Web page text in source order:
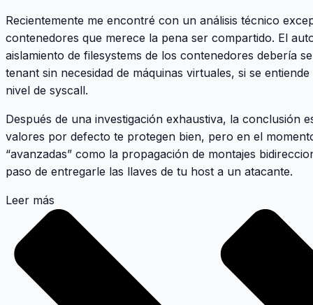
Recientemente me encontré con un análisis técnico
contenedores que merece la pena ser compartido. El
aislamiento de filesystems de los contenedores debería
tenant sin necesidad de máquinas virtuales, si se
nivel de syscall.
Después de una investigación exhaustiva, la conclusión
valores por defecto te protegen bien, pero en el
“avanzadas” como la propagación de montajes
paso de entregarle las llaves de tu host a un atacante.
Leer más